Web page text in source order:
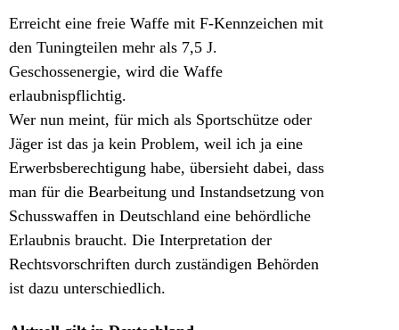
Erreicht eine freie Waffe mit F-Kennzeichen mit
den Tuningteilen mehr als 7,5 J.
Geschossenergie, wird die Waffe
erlaubnispflichtig.
Wer nun meint, für mich als Sportschütze oder
Jäger ist das ja kein Problem, weil ich ja eine
Erwerbsberechtigung habe, übersieht dabei, dass
man für die Bearbeitung und Instandsetzung von
Schusswaffen in Deutschland eine behördliche
Erlaubnis braucht. Die Interpretation der
Rechtsvorschriften durch zuständigen Behörden
ist dazu unterschiedlich.